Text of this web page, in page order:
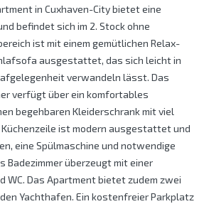
in Cuxhaven-City bietet eine
befindet sich im 2. Stock ohne
ist mit einem gemütlichen Relax-
ausgestattet, das sich leicht in
verwandeln lässt. Das
verfügt über ein komfortables
begehbaren Kleiderschrank mit viel
Küchenzeile ist modern ausgestattet und
eine Spülmaschine und notwendige
Badezimmer überzeugt mit einer
WC. Das Apartment bietet zudem zwei
Yachthafen. Ein kostenfreier Parkplatz